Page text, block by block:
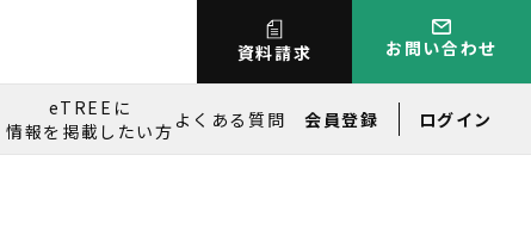
資料請求 お問い合わせ
eTREEに
情報を掲載したい方 よくある質問 会員登録 ログイン